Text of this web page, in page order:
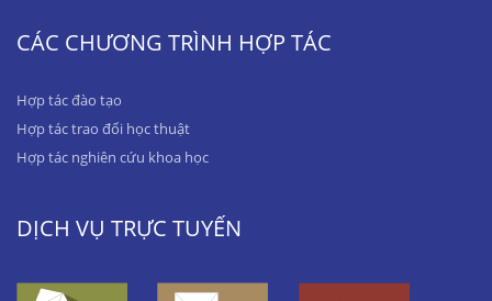
CÁC CHƯƠNG TRÌNH HỢP TÁC
Hợp tác đào tạo
Hợp tác trao đổi học thuật
Hợp tác nghiên cứu khoa học
DỊCH VỤ TRỰC TUYẾN